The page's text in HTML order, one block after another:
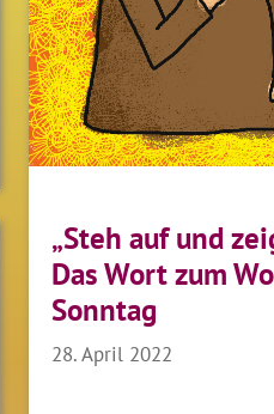
„Steh auf und
Das Wort zum
Sonntag
28. April 2022